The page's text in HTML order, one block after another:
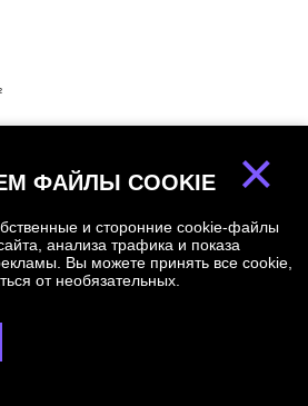
×
ФАЙЛЫ COOKIE
и сторонние cookie-файлы
анализа трафика и показа
Вы можете принять все cookie,
от необязательных.